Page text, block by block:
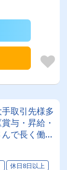
取引先様多
与・昇給・
で長く働け
Ｋ★仕事と
【紹介者制
休日8日以上